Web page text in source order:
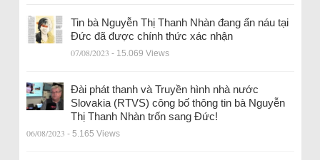
Tin bà Nguyễn Thị Thanh Nhàn đang ẩn náu tại
Đức đã được chính thức xác nhận
07/08/2023 - 15.069 Views
Đài phát thanh và Truyền hình nhà nước
Slovakia (RTVS) công bố thông tin bà Nguyễn
Thị Thanh Nhàn trốn sang Đức!
06/08/2023 - 5.165 Views